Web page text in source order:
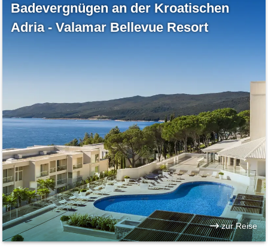
Badevergnügen an der Kroatischen
Adria - Valamar Bellevue Resort
zur Reise